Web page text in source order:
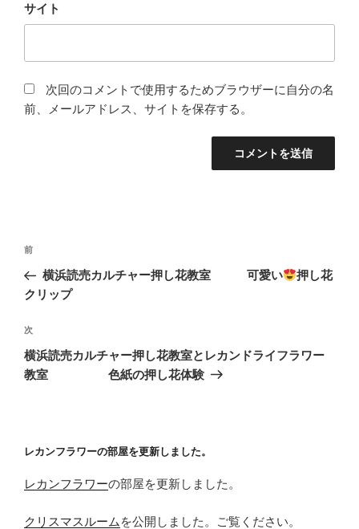
サイト
次回のコメントで使用するためブラウザーに自分の名
前、メールアドレス、サイトを保存する。
投
ナ
ゲ
ー
シ
前
の
投
前
横浜読売カルチャー押し花教室 可愛い
押し花
クリップ
次
の
投
次
横浜読売カルチャー押し花教室とレカンドライフラワー
教室 色紙の押し花体験
レカンフラワーの部屋を更新しました。
レカンフラワーの部屋を更新しました。
クリスマスルーム を公開しました。ご覧ください。